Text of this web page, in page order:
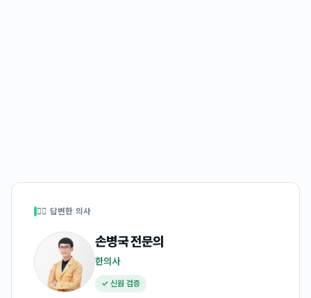
👩‍⚕️ 답변한 의사
손병국전문의
한의사
✓ 신원 검증